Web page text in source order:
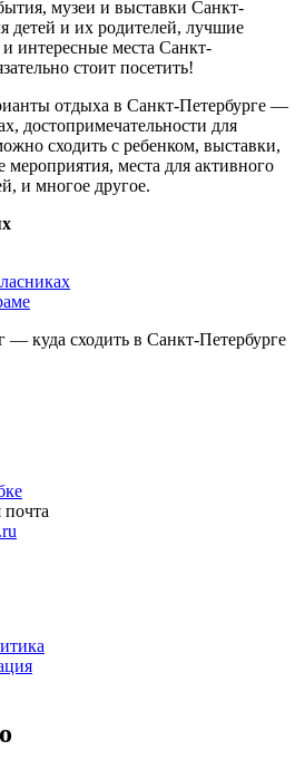
музеи и выставки Санкт-
детей и их родителей, лучшие
интересные места Санкт-
стоит посетить!
отдыха в Санкт-Петербурге —
достопримечательности для
сходить с ребенком, выставки,
места для активного
и многое другое.
куда сходить в Санкт-Петербурге
почта